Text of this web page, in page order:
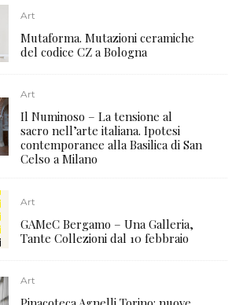
Art
Mutaforma. Mutazioni ceramiche
del codice CZ a Bologna
Art
Il Numinoso – La tensione al
sacro nell’arte italiana. Ipotesi
contemporanee alla Basilica di San
Celso a Milano
Art
GAMeC Bergamo – Una Galleria,
Tante Collezioni dal 10 febbraio
Art